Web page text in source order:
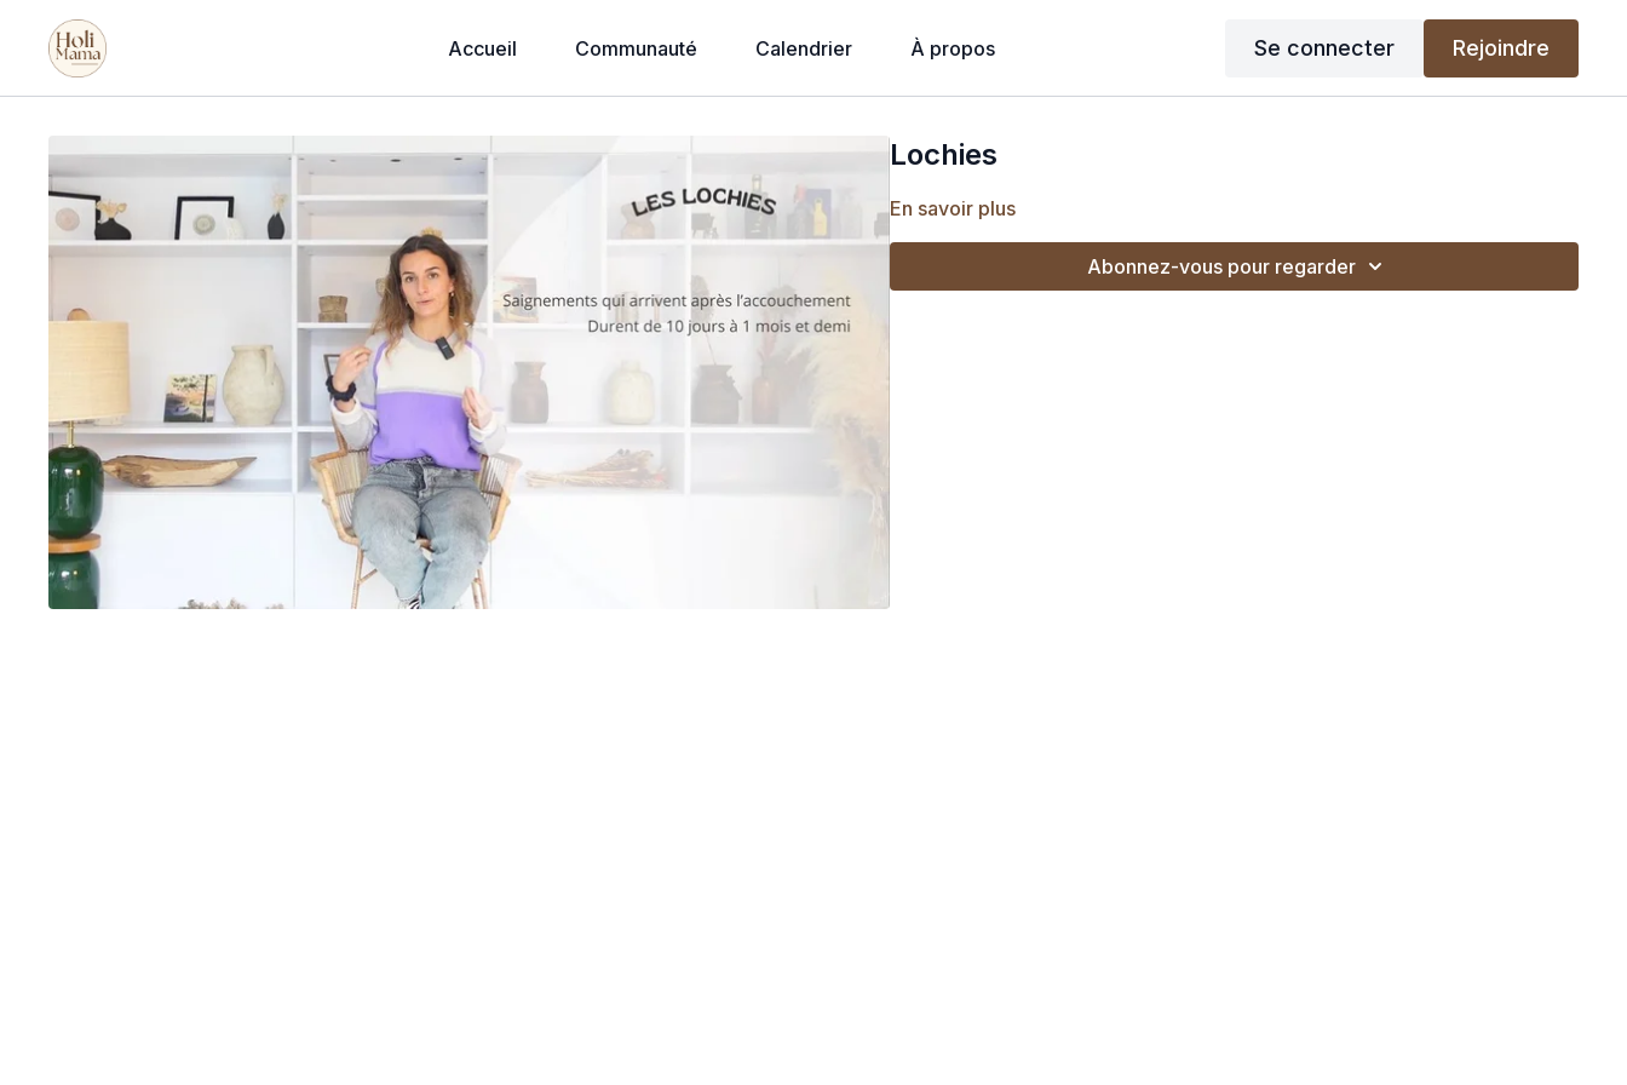
Accueil Communauté Calendrier À propos Se connecter Rejoindre
Lochies
En savoir plus
Abonnez-vous pour regarder